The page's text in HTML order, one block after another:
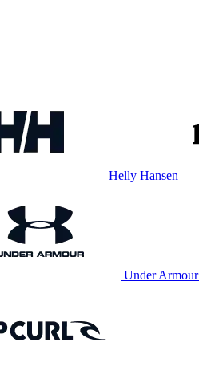
Helly Hansen
Under Armour